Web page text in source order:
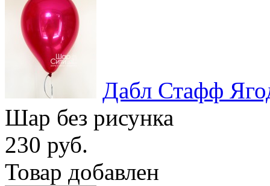
Дабл Стафф
Шар без рисунка
230 руб.
Товар добавлен